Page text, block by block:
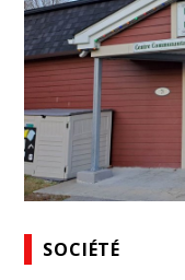
SOCIÉTÉ